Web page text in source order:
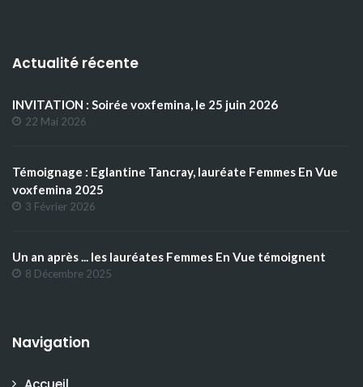
Actualité récente
INVITATION : Soirée voxfemina, le 25 juin 2026
22 Mai 2026
Témoignage : Eglantine Tancray, lauréate Femmes En Vue
voxfemina 2025
3 Février 2026
Un an après ... les lauréates Femmes En Vue témoignent
8 Décembre 2025
Navigation